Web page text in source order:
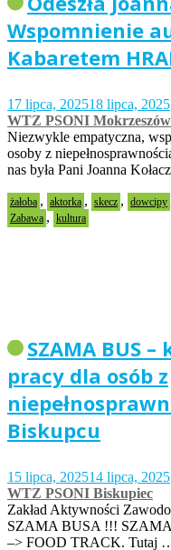
Wspomnienie
Kabaretem
17 lipca, 202518 lipca, 2025
WTZ PSONI Mokrzeszów
Niezwykle empatyczna,
osoby z
nas była Pani Joanna
żałoba , aktorka , skecz , dowcipy
Zabawa , kultura
SZAMA BUS
pracy dla osób z
Biskupcu
15 lipca, 202514 lipca, 2025
WTZ PSONI Biskupiec
Zakład Aktywności
SZAMA BUSA !!! SZAMA
–> FOOD TRACK. Tutaj